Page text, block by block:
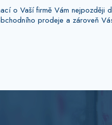
o Vaší firmě Vám nejpozději
prodeje a zároveň